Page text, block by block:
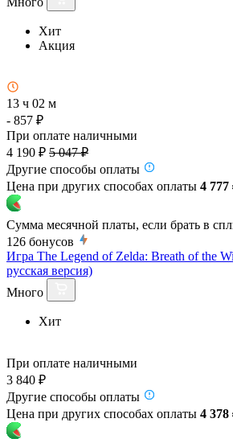
Хит
Акция
13 ч 02 м
- 857 ₽
При оплате наличными
4 190 ₽ 5 047 ₽
Другие способы оплаты
Цена при других способах оплаты 4 777
Сумма месячной платы, если брать в
126 бонусов
Игра The Legend of Zelda: Breath of the
русская версия)
Много
Хит
При оплате наличными
3 840 ₽
Другие способы оплаты
Цена при других способах оплаты 4 378